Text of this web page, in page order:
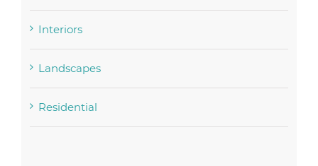
Interiors
Landscapes
Residential